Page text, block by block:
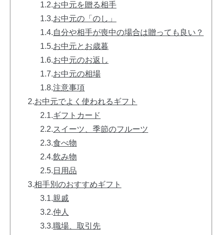
1.2.お中元を贈る相手
1.3.お中元の「のし」
1.4.自分や相手が喪中の場合は贈っても良い？
1.5.お中元とお歳暮
1.6.お中元のお返し
1.7.お中元の相場
1.8.注意事項
2.お中元でよく使われるギフト
2.1.ギフトカード
2.2.スイーツ、季節のフルーツ
2.3.食べ物
2.4.飲み物
2.5. 日用品
3.相手別のおすすめギフト
3.1.親戚
3.2.仲人
3.3.職場、取引先